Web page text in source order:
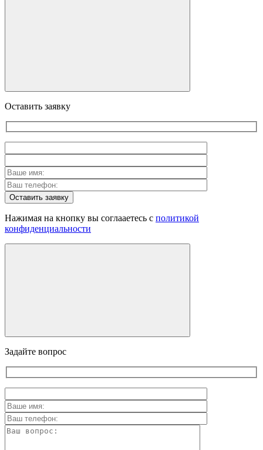
Оставить заявку
Оставить заявку
Нажимая на кнопку вы соглааетесь с политикой
конфиденциальности
Задайте вопрос